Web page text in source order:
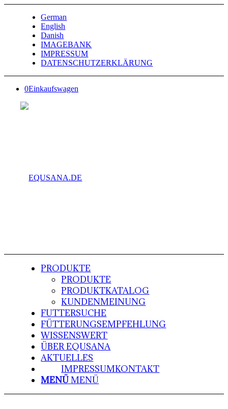
German
English
Danish
IMAGEBANK
IMPRESSUM
DATENSCHUTZERKLÄRUNG
0Einkaufswagen
PRODUKTE
PRODUKTE
PRODUKTKATALOG
KUNDENMEINUNG
FUTTERSUCHE
FÜTTERUNGSEMPFEHLUNG
WISSENSWERT
ÜBER EQUSANA
AKTUELLES
KONTAKT
IMPRESSUM
MENÜ MENÜ